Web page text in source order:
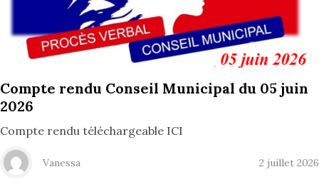
02, Juil
Compte rendu Conseil Municipal du 05 juin
2026
Compte rendu téléchargeable ICI
Vanessa 2 juillet 2026